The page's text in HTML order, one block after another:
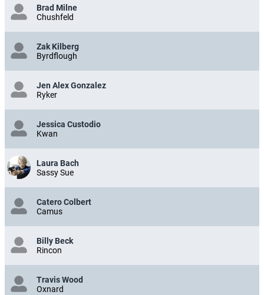
Brad Milne
Chushfeld
Zak Kilberg
Byrdflough
Jen Alex Gonzalez
Ryker
Jessica Custodio
Kwan
Laura Bach
Sassy Sue
Catero Colbert
Camus
Billy Beck
Rincon
Travis Wood
Oxnard